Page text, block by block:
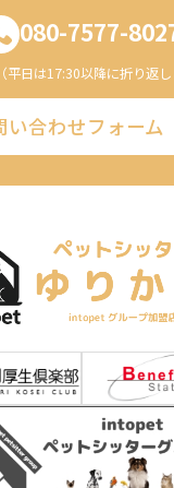
080-7577-
日は17:30以降に折り返し
い合わせフォーム